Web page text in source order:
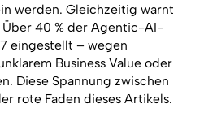
werden. Gleichzeitig warnt
Über 40 % der Agentic-AI-
eingestellt – wegen
Business Value oder
Diese Spannung zwischen
rote Faden dieses Artikels.